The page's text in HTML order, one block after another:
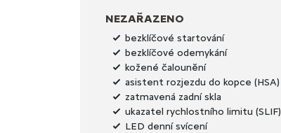
NEZAŘAZENO
bezklíčové startování
bezklíčové odemykání
kožené čalounění
asistent rozjezdu do kopce (HSA)
zatmavená zadní skla
ukazatel rychlostního limitu (SLIF)
LED denní svícení